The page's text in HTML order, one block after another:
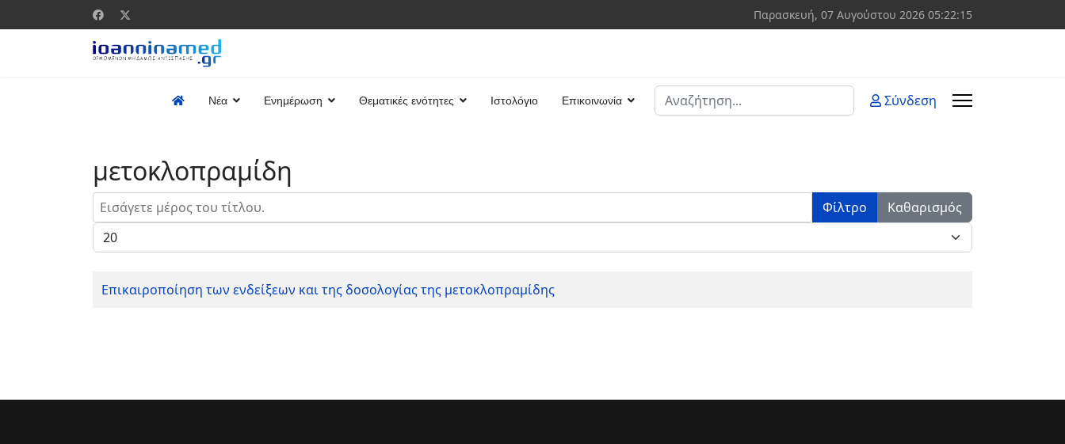
Παρασκευή, 07 Αυγούστου 2026 05:22:15
Νέα Ενημέρωση Θεματικές ενότητες Ιστολόγιο Επικοινωνία
Αναζήτηση
Σύνδεση
μετοκλοπραμίδη
Εισάγετε μέρος του τίτλου. Φίλτρο
Καθαρισμός
Εμφάνιση #
Επικαιροποίηση των ενδείξεων και της δοσολογίας της μετοκλοπραμίδης